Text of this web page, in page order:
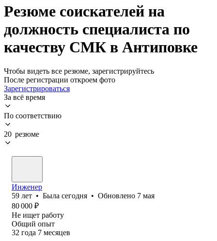
Резюме соискателей на
должность специалиста по
качеству СМК в Антиповке
Чтобы видеть все резюме, зарегистрируйтесь
После регистрации откроем фото
Зарегистрироваться
За всё время
По соответствию
20 резюме
Инженер
59 лет • Была сегодня • Обновлено 7 мая
80 000 ₽
Не ищет работу
Общий опыт
32 года 7 месяцев